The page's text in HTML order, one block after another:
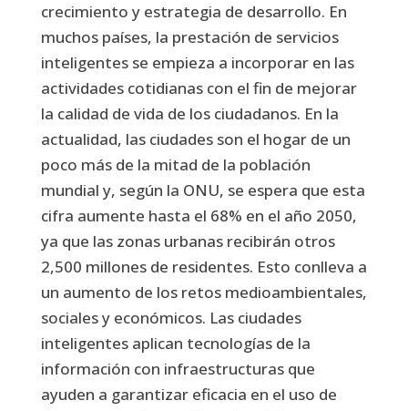
crecimiento y estrategia de desarrollo. En
muchos países, la prestación de servicios
inteligentes se empieza a incorporar en las
actividades cotidianas con el fin de mejorar
la calidad de vida de los ciudadanos. En la
actualidad, las ciudades son el hogar de un
poco más de la mitad de la población
mundial y, según la ONU, se espera que esta
cifra aumente hasta el 68% en el año 2050,
ya que las zonas urbanas recibirán otros
2,500 millones de residentes. Esto conlleva a
un aumento de los retos medioambientales,
sociales y económicos. Las ciudades
inteligentes aplican tecnologías de la
información con infraestructuras que
ayuden a garantizar eficacia en el uso de